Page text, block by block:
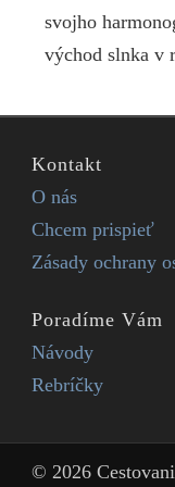
svojho
východ slnka v
Kontakt
O nás
Chcem prispieť
Zásady ochrany
Poradíme Vám
Návody
Rebríčky
© 2026